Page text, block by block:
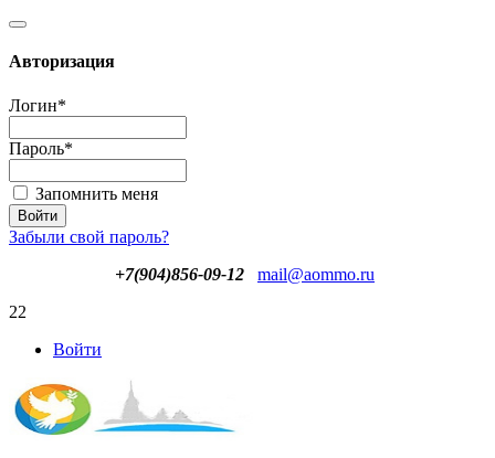
Авторизация
Логин*
Пароль*
Запомнить меня
Забыли свой пароль?
+7(904)856-09-12
mail@aommo.ru
22
Войти